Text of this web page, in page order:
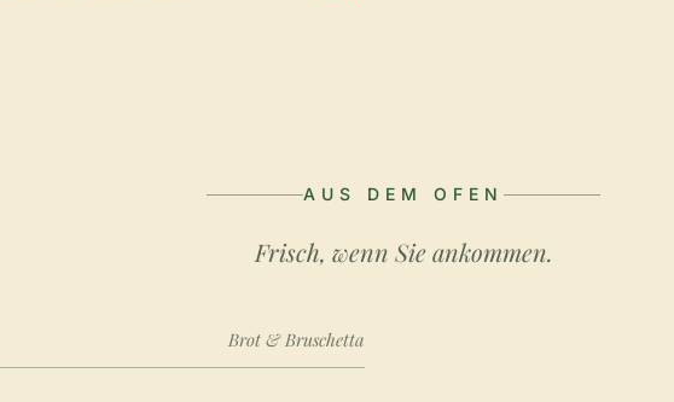
AUS DEM OFEN
Frisch, wenn Sie ankommen.
Brot & Bruschetta